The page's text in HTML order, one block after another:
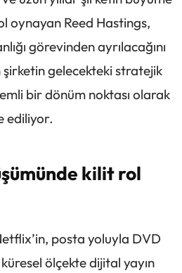
oynayan Reed Hastings,
görevinden ayrılacağını
şirketin gelecekteki stratejik
bir dönüm noktası olarak
ediliyor.
kilit rol
posta yoluyla DVD
ölçekte dijital yayın